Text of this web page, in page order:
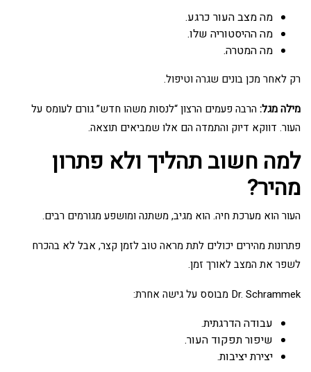
מה מצב העור כרגע.
מה ההיסטוריה שלו.
מה המטרה.
רק לאחר מכן בונים שגרה וטיפול.
מילה מגל: הרבה פעמים הרצון “לנסות משהו חדש” גורם לעומס על
העור. דווקא דיוק והתמדה הם אלו שמביאים תוצאה.
למה חשוב תהליך ולא פתרון
מהיר?
העור הוא מערכת חיה. הוא מגיב, משתנה ומושפע מגורמים רבים.
פתרונות מהירים יכולים לתת מראה טוב לזמן קצר, אבל לא בהכרח
לשפר את המצב לאורך זמן.
Dr. Schrammek מבוסס על גישה אחרת:
עבודה הדרגתית.
שיפור תפקוד העור.
יצירת יציבות.